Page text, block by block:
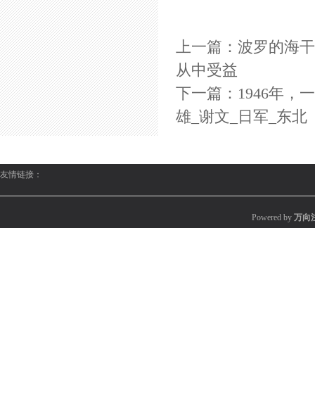
上一篇： 波罗的海
从中受益
下一篇： 1946年，
雄_谢文_日军_东北
友情链接：
Powered by 万向